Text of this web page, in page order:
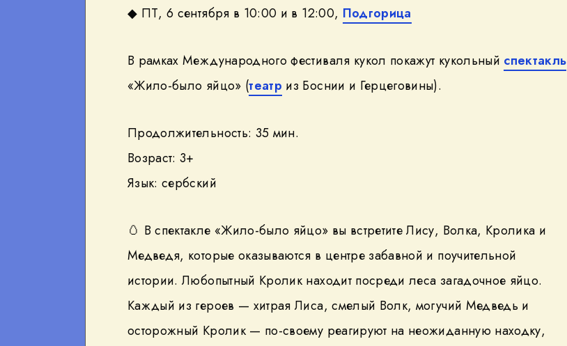
◆ ПТ, 6 сентября в 10:00 и в 12:00, Подгорица
В рамках Международного фестиваля кукол покажут кукольный спектакль
«Жило-было яйцо» (театр из Боснии и Герцеговины).
Продолжительность: 35 мин.
Возраст: 3+
Язык: сербский
🥚 В спектакле «Жило-было яйцо» вы встретите Лису, Волка, Кролика и
Медведя, которые оказываются в центре забавной и поучительной
истории. Любопытный Кролик находит посреди леса загадочное яйцо.
Каждый из героев — хитрая Лиса, смелый Волк, могучий Медведь и
осторожный Кролик — по-своему реагируют на неожиданную находку,